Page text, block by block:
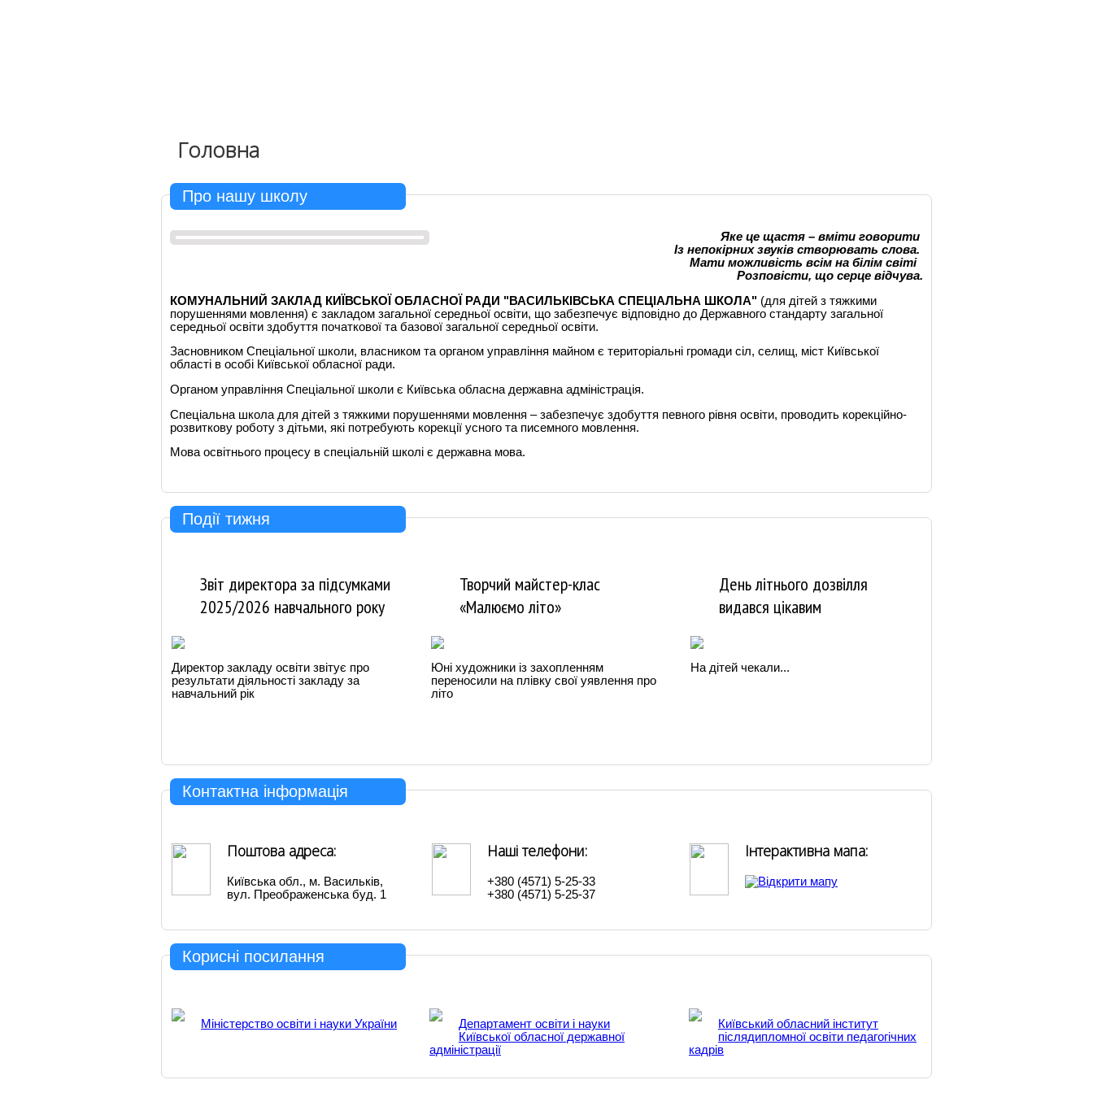
Головна
Про нашу школу
Яке це щастя – вміти говорити
Із непокірних звуків створювать слова.
Мати можливість всім на білім світі
Розповісти, що серце відчува.
КОМУНАЛЬНИЙ ЗАКЛАД КИЇВСЬКОЇ ОБЛАСНОЇ РАДИ "ВАСИЛЬКІВСЬКА СПЕЦІАЛЬНА ШКОЛА" (для дітей з тяжкими
порушеннями мовлення) є закладом загальної середньої освіти, що забезпечує відповідно до Державного стандарту загальної
середньої освіти здобуття початкової та базової загальної середньої освіти.
Засновником Спеціальної школи, власником та органом управління майном є територіальні громади сіл, селищ, міст Київської
області в особі Київської обласної ради.
Органом управління Спеціальної школи є Київська обласна державна адміністрація.
Спеціальна школа для дітей з тяжкими порушеннями мовлення – забезпечує здобуття певного рівня освіти, проводить корекційно-
розвиткову роботу з дітьми, які потребують корекції усного та писемного мовлення.
Мова освітнього процесу в спеціальній школі є державна мова.
Події тижня
Звіт директора за підсумками
2025/2026 навчального року
Директор закладу освіти звітує про
результати діяльності закладу за
навчальний рік
Творчий майстер-клас
«Малюємо літо»
Юні художники із захопленням
переносили на плівку свої уявлення про
літо
День літнього дозвілля
видався цікавим
На дітей чекали...
Контактна інформація
Поштова адреса:
Київська обл., м. Васильків,
вул. Преображенська буд. 1
Наші телефони:
+380 (4571) 5-25-33
+380 (4571) 5-25-37
Інтерактивна мапа:
Корисні посилання
Міністерство освіти і науки України
Департамент освіти і науки
Київської обласної державної
адміністрації
Київський обласний інститут
післядипломної освіти педагогічних
кадрів